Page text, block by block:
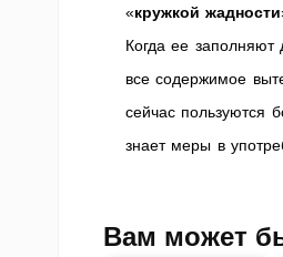
«кружкой жадности
Когда ее заполняют
все содержимое
сейчас пользуются
знает меры в
Вам может